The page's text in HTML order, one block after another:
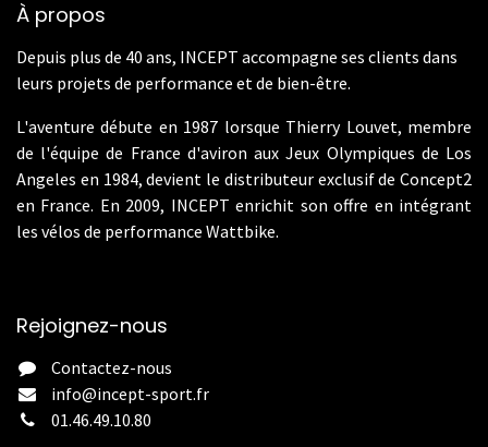
À propos
Depuis plus de 40 ans, INCEPT accompagne ses clients dans
leurs projets de performance et de bien-être.
L'aventure débute en 1987 lorsque Thierry Louvet, membre
de l'équipe de France d'aviron aux Jeux Olympiques de Los
Angeles en 1984, devient le distributeur exclusif de Concept2
en France. En 2009, INCEPT enrichit son offre en intégrant
les vélos de performance Wattbike.
Rejoignez-nous
Contactez-nous
info@incept-sport.fr
01.46.49.10.80